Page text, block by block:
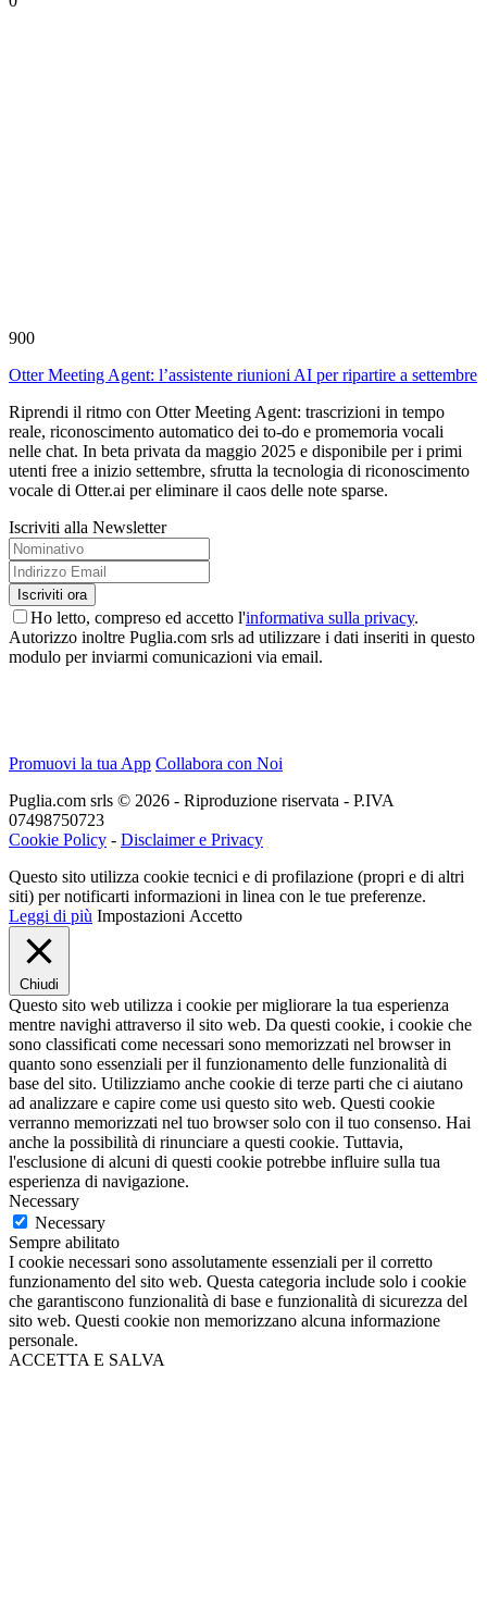
900
Otter Meeting Agent: l’assistente riunioni AI per ripartire a settembre
Riprendi il ritmo con Otter Meeting Agent: trascrizioni in tempo
reale, riconoscimento automatico dei to-do e promemoria vocali
nelle chat. In beta privata da maggio 2025 e disponibile per i primi
utenti free a inizio settembre, sfrutta la tecnologia di riconoscimento
vocale di Otter.ai per eliminare il caos delle note sparse.
Iscriviti alla Newsletter
Ho letto, compreso ed accetto l'informativa sulla privacy.
Autorizzo inoltre Puglia.com srls ad utilizzare i dati inseriti in questo
modulo per inviarmi comunicazioni via email.
Promuovi la tua App Collabora con Noi
Puglia.com srls © 2026 - Riproduzione riservata - P.IVA
07498750723
Cookie Policy - Disclaimer e Privacy
Questo sito utilizza cookie tecnici e di profilazione (propri e di altri
siti) per notificarti informazioni in linea con le tue preferenze.
Leggi di più Impostazioni Accetto
Chiudi
Questo sito web utilizza i cookie per migliorare la tua esperienza
mentre navighi attraverso il sito web. Da questi cookie, i cookie che
sono classificati come necessari sono memorizzati nel browser in
quanto sono essenziali per il funzionamento delle funzionalità di
base del sito. Utilizziamo anche cookie di terze parti che ci aiutano
ad analizzare e capire come usi questo sito web. Questi cookie
verranno memorizzati nel tuo browser solo con il tuo consenso. Hai
anche la possibilità di rinunciare a questi cookie. Tuttavia,
l'esclusione di alcuni di questi cookie potrebbe influire sulla tua
esperienza di navigazione.
Necessary
Necessary
Sempre abilitato
I cookie necessari sono assolutamente essenziali per il corretto
funzionamento del sito web. Questa categoria include solo i cookie
che garantiscono funzionalità di base e funzionalità di sicurezza del
sito web. Questi cookie non memorizzano alcuna informazione
personale.
ACCETTA E SALVA